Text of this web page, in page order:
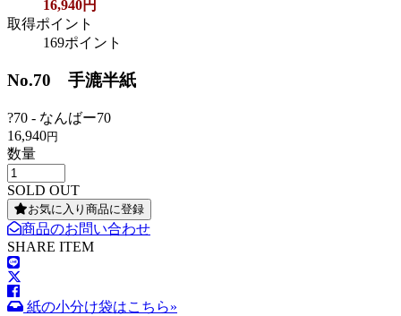
16,940円
取得ポイント
169ポイント
No.70 手漉半紙
?70 - なんばー70
16,940円
数量
SOLD OUT
お気に入り商品に登録
商品のお問い合わせ
SHARE ITEM
紙の小分け袋はこちら»